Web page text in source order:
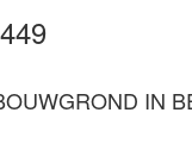
IN